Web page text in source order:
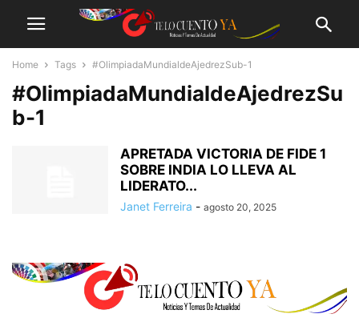
Home Tags #OlimpiadaMundialdeAjedrezSub-1
#OlimpiadaMundialdeAjedrezSu
b-1
APRETADA VICTORIA DE FIDE 1
SOBRE INDIA LO LLEVA AL
LIDERATO...
Janet Ferreira - agosto 20, 2025